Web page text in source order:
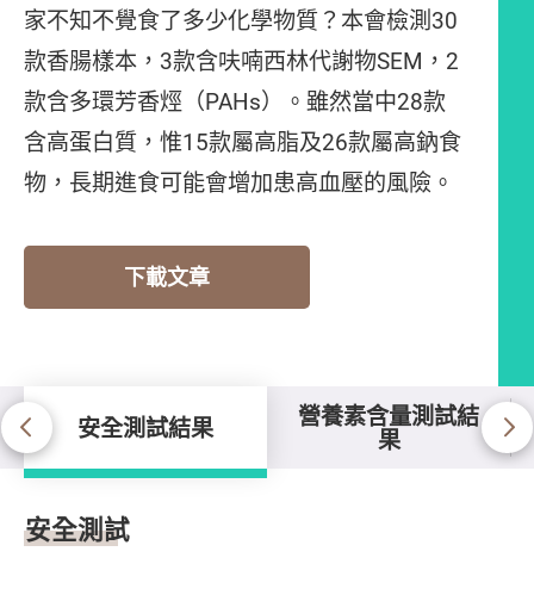
家不知不覺食了多少化學物質？本會檢測30
款香腸樣本，3款含呋喃西林代謝物SEM，2
款含多環芳香烴（PAHs）。雖然當中28款
含高蛋白質，惟15款屬高脂及26款屬高鈉食
物，長期進食可能會增加患高血壓的風險。
下載文章
安全測試結果 營養素含量測試結
果
安全測試結果
安全測試